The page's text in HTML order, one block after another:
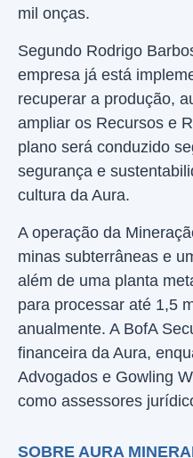
mil onças.
Segundo Rodrigo
empresa já está
recuperar a produção,
ampliar os Recursos e
plano será conduzido
segurança e
cultura da Aura.
A operação da
minas subterrâneas e
além de uma planta
para processar até 1,5
anualmente. A BofA
financeira da Aura,
Advogados e Gowling
como assessores
SOBRE AURA